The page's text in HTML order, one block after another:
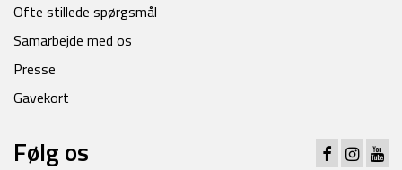
Ofte stillede spørgsmål
Samarbejde med os
Presse
Gavekort
Følg os